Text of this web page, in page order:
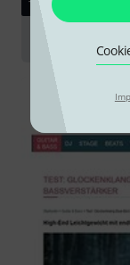
TESTBERICHT
Glockenklang